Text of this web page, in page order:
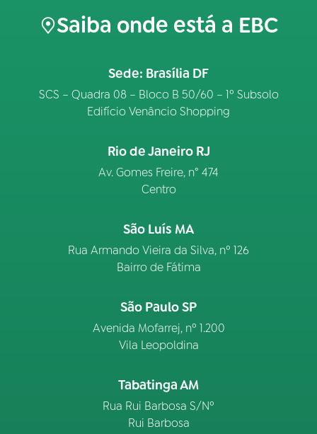
Saiba onde está a EBC
Sede: Brasília DF
SCS – Quadra 08 – Bloco B 50/60 – 1º Subsolo
Edifício Venâncio Shopping
Rio de Janeiro RJ
Av. Gomes Freire, n° 474
Centro
São Luís MA
Rua Armando Vieira da Silva, nº 126
Bairro de Fátima
São Paulo SP
Avenida Mofarrej, nº 1.200
Vila Leopoldina
Tabatinga AM
Rua Rui Barbosa S/Nº
Rui Barbosa